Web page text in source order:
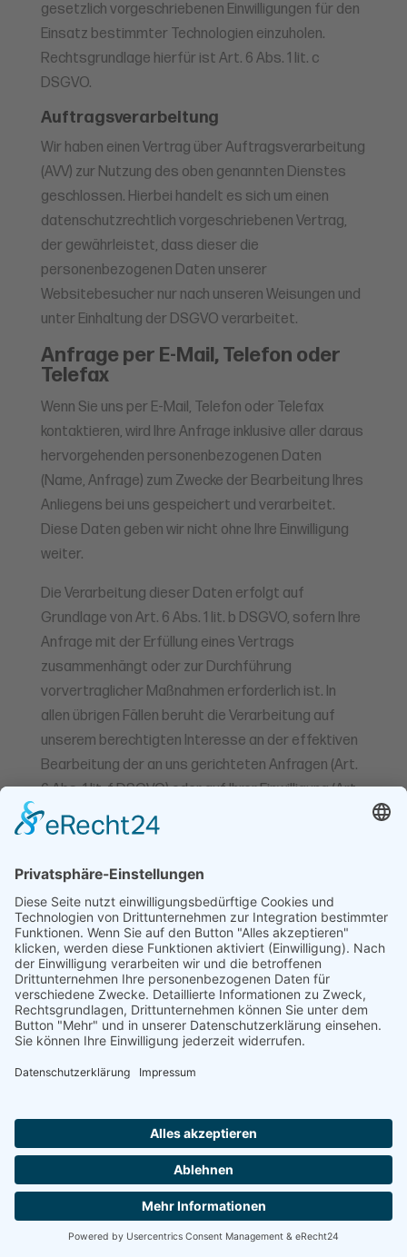
gesetzlich vorgeschriebenen Einwilligungen für den
Einsatz bestimmter Technologien einzuholen.
Rechtsgrundlage hierfür ist Art. 6 Abs. 1 lit. c
DSGVO.
Auftragsverarbeitung
Wir haben einen Vertrag über Auftragsverarbeitung
(AVV) zur Nutzung des oben genannten Dienstes
geschlossen. Hierbei handelt es sich um einen
datenschutzrechtlich vorgeschriebenen Vertrag,
der gewährleistet, dass dieser die
personenbezogenen Daten unserer
Websitebesucher nur nach unseren Weisungen und
unter Einhaltung der DSGVO verarbeitet.
Anfrage per E-Mail, Telefon oder
Telefax
Wenn Sie uns per E-Mail, Telefon oder Telefax
kontaktieren, wird Ihre Anfrage inklusive aller daraus
hervorgehenden personenbezogenen Daten
(Name, Anfrage) zum Zwecke der Bearbeitung Ihres
Anliegens bei uns gespeichert und verarbeitet.
Diese Daten geben wir nicht ohne Ihre Einwilligung
weiter.
Die Verarbeitung dieser Daten erfolgt auf
Grundlage von Art. 6 Abs. 1 lit. b DSGVO, sofern Ihre
Anfrage mit der Erfüllung eines Vertrags
zusammenhängt oder zur Durchführung
vorvertraglicher Maßnahmen erforderlich ist. In
allen übrigen Fällen beruht die Verarbeitung auf
unserem berechtigten Interesse an der effektiven
Bearbeitung der an uns gerichteten Anfragen (Art.
6 Abs. 1 lit. f DSGVO) oder auf Ihrer Einwilligung (Art.
6 Abs. 1 lit. a DSGVO) sofern diese abgefragt
wurde; die Einwilligung ist jederzeit widerrufbar.
Die von Ihnen an uns per Kontaktanfragen
übersandten Daten verbleiben bei uns, bis Sie uns
zur Löschung auffordern, Ihre Einwilligung zur
Speicherung widerrufen oder der Zweck für die
Datenspeicherung entfällt (z. B. nach
abgeschlossener Bearbeitung Ihres Anliegens).
Zwingende gesetzliche Bestimmungen –
insbesondere gesetzliche Aufbewahrungsfristen –
bleiben unberührt.
5. Analyse-Tools und
Google Tag Manager
Wir setzen den Google Tag Manager ein. Anbieter
ist die Google Ireland Limited, Gordon House,
Barrow Street, Dublin 4, Irland.